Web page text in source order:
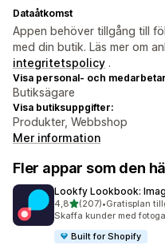
Dataåtkomst
Appen behöver tillgång till
med din butik. Läs mer om
integritetspolicy .
Visa personal- och
Butiksägare
Visa butiksuppgifter:
Produkter, Webbshop
Mer information
Fler appar som den
Lookfy Lookbook:
4,8av 5 stjärnor
(207)
207 recensioner totalt
•Gratisplan
Skaffa kunder med
Built for Shopify